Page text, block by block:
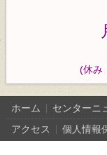
(休み
ホーム
センターニ
アクセス
個人情報